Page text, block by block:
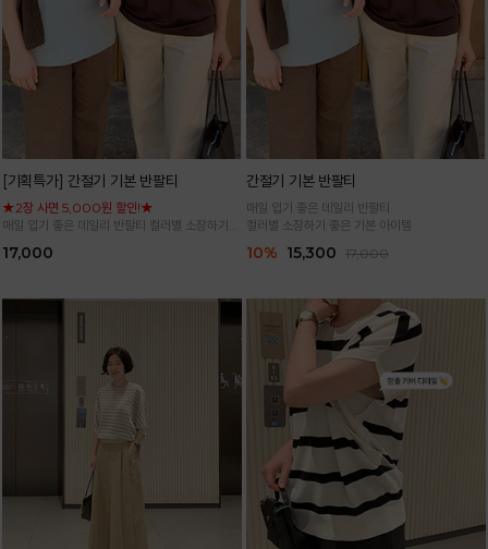
[기획특가] 간절기 기본 반팔티
★2장 사면 5,000원 할인!★
매일 입기 좋은 데일리 반팔티 컬러별 소장하기
17,000
간절기 기본 반팔티
매일 입기 좋은 데일리 반팔티
컬러별 소장하기 좋은 기본 아이템
10% 15,300 17,000